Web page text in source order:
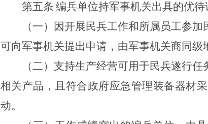
第五条 编兵单位持军事机关出具的优待
（一）因开展民兵工作和所属员工参
可向军事机关提出申请，由军事机关商同级
（二）支持生产经营可用于民兵遂行
相关产品，且符合政府应急管理装备器材
动。